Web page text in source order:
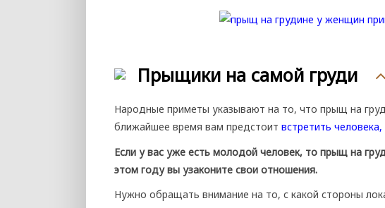
Прыщики на самой груди
Народные приметы указывают на то, что прыщ на
ближайшее время вам предстоит встретить
Если у вас уже есть молодой человек, то прыщ на
этом году вы узаконите свои отношения.
Нужно обращать внимание на то, с какой стороны